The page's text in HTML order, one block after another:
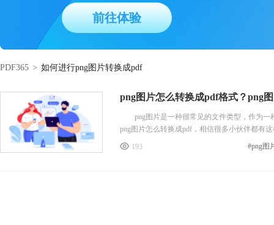
前往体验
PDF365 > 如何进行png图片转换成pdf
png图片怎么转换成pdf格式？png
png图片是一种很常见的文件类型，作为一
png图片怎么转换成pdf，相信很多小伙伴都有
193